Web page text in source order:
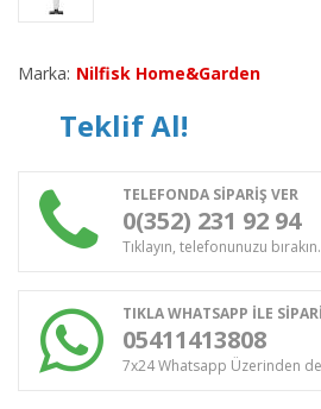
Marka: Nilfisk Home&Garden
Teklif Al!
TELEFONDA SİPARİŞ VER
0(352) 231 92 94
Tıklayın, telefonunuzu
TIKLA WHATSAPP İLE
05411413808
7x24 Whatsapp Üzerinden